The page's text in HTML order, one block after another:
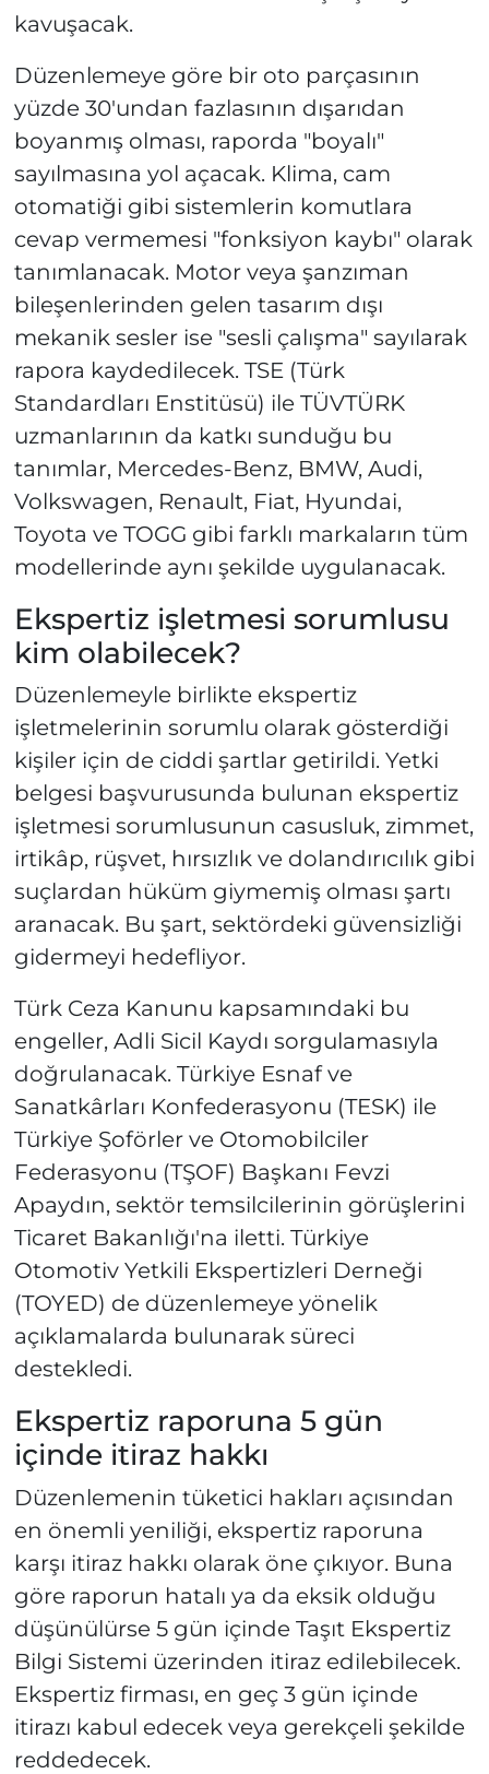
kavuşacak.
Düzenlemeye göre bir oto parçasının
yüzde 30'undan fazlasının dışarıdan
boyanmış olması, raporda "boyalı"
sayılmasına yol açacak. Klima, cam
otomatiği gibi sistemlerin komutlara
cevap vermemesi "fonksiyon kaybı" olarak
tanımlanacak. Motor veya şanzıman
bileşenlerinden gelen tasarım dışı
mekanik sesler ise "sesli çalışma" sayılarak
rapora kaydedilecek. TSE (Türk
Standardları Enstitüsü) ile TÜVTÜRK
uzmanlarının da katkı sunduğu bu
tanımlar, Mercedes-Benz, BMW, Audi,
Volkswagen, Renault, Fiat, Hyundai,
Toyota ve TOGG gibi farklı markaların tüm
modellerinde aynı şekilde uygulanacak.
Ekspertiz işletmesi sorumlusu
kim olabilecek?
Düzenlemeyle birlikte ekspertiz
işletmelerinin sorumlu olarak gösterdiği
kişiler için de ciddi şartlar getirildi. Yetki
belgesi başvurusunda bulunan ekspertiz
işletmesi sorumlusunun casusluk, zimmet,
irtikâp, rüşvet, hırsızlık ve dolandırıcılık gibi
suçlardan hüküm giymemiş olması şartı
aranacak. Bu şart, sektördeki güvensizliği
gidermeyi hedefliyor.
Türk Ceza Kanunu kapsamındaki bu
engeller, Adli Sicil Kaydı sorgulamasıyla
doğrulanacak. Türkiye Esnaf ve
Sanatkârları Konfederasyonu (TESK) ile
Türkiye Şoförler ve Otomobilciler
Federasyonu (TŞOF) Başkanı Fevzi
Apaydın, sektör temsilcilerinin görüşlerini
Ticaret Bakanlığı'na iletti. Türkiye
Otomotiv Yetkili Ekspertizleri Derneği
(TOYED) de düzenlemeye yönelik
açıklamalarda bulunarak süreci
destekledi.
Ekspertiz raporuna 5 gün
içinde itiraz hakkı
Düzenlemenin tüketici hakları açısından
en önemli yeniliği, ekspertiz raporuna
karşı itiraz hakkı olarak öne çıkıyor. Buna
göre raporun hatalı ya da eksik olduğu
düşünülürse 5 gün içinde Taşıt Ekspertiz
Bilgi Sistemi üzerinden itiraz edilebilecek.
Ekspertiz firması, en geç 3 gün içinde
itirazı kabul edecek veya gerekçeli şekilde
reddedecek.